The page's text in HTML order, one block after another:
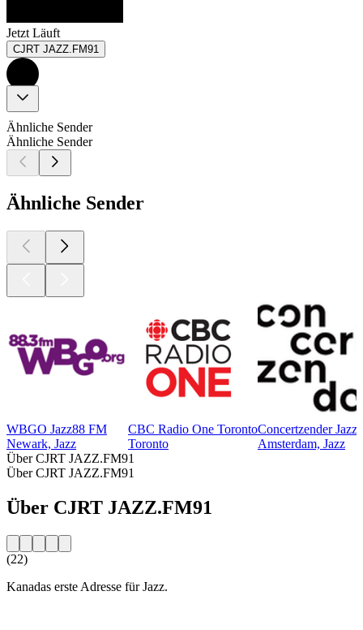
Jetzt Läuft
CJRT JAZZ.FM91
Ähnliche Sender
Ähnliche Sender
Ähnliche Sender
WBGO Jazz88 FM
Newark, Jazz
CBC Radio One Toronto
Toronto
Concertzender Jazz
Amsterdam, Jazz
Über CJRT JAZZ.FM91
Über CJRT JAZZ.FM91
Über CJRT JAZZ.FM91
(22)
Kanadas erste Adresse für Jazz.